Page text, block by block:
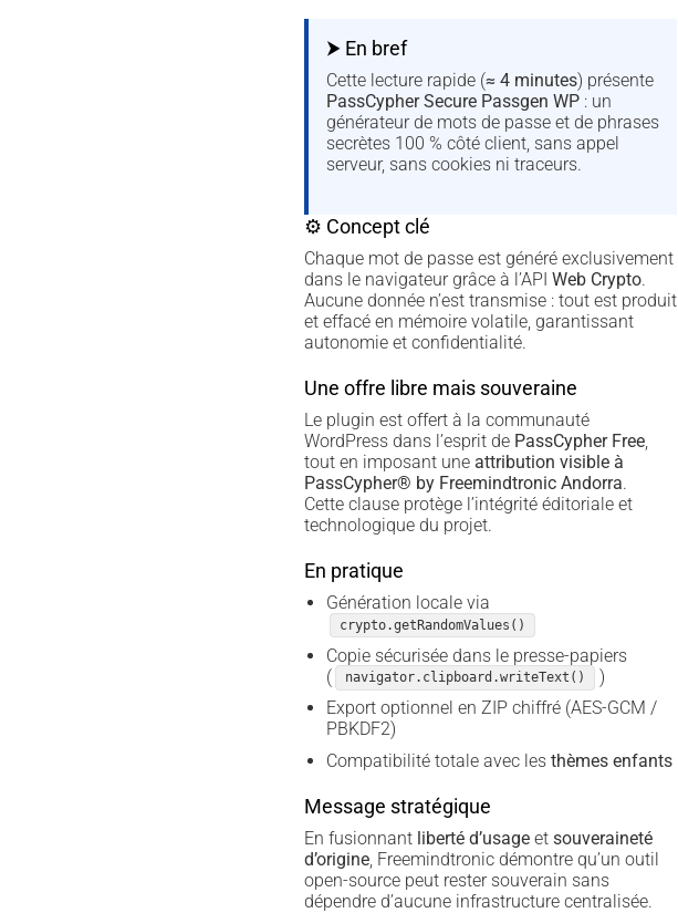
⮞ En bref
Cette lecture rapide (≈ 4 minutes) présente
PassCypher Secure Passgen WP: un
générateur de mots de passe et de phrases
secrètes 100 % côté client, sans appel
serveur, sans cookies ni traceurs.
⚙ Concept clé
Chaque mot de passe est généré exclusivement
dans le navigateur grâce à l’API Web Crypto.
Aucune donnée n’est transmise : tout est produit
et effacé en mémoire volatile, garantissant
autonomie et confidentialité.
Une offre libre mais souveraine
Le plugin est offert à la communauté
WordPress dans l’esprit de PassCypher Free,
tout en imposant une attribution visible à
PassCypher® by Freemindtronic Andorra.
Cette clause protège l’intégrité éditoriale et
technologique du projet.
En pratique
Génération locale via
crypto.getRandomValues()
Copie sécurisée dans le presse-papiers
(
navigator.clipboard.writeText()
)
Export optionnel en ZIP chiffré (AES-GCM /
PBKDF2)
Compatibilité totale avec lesthèmes enfants
Message stratégique
En fusionnant liberté d’usageet souveraineté
d’origine, Freemindtronic démontre qu’un outil
open-source peut rester souverain sans
dépendre d’aucune infrastructure centralisée.